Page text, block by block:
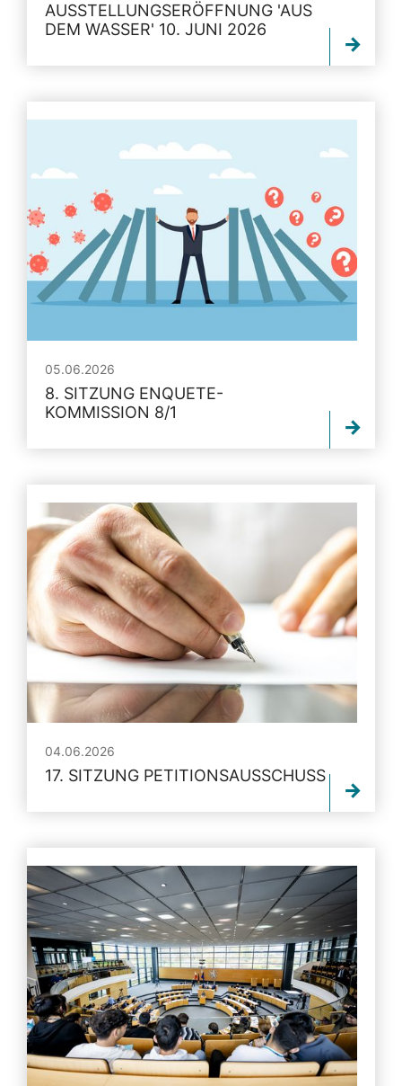
AUSSTELLUNGSERÖFFNUNG 'AUS
DEM WASSER' 10. JUNI 2026
05.06.2026
8. SITZUNG ENQUETE-
KOMMISSION 8/1
04.06.2026
17. SITZUNG PETITIONSAUSSCHUSS